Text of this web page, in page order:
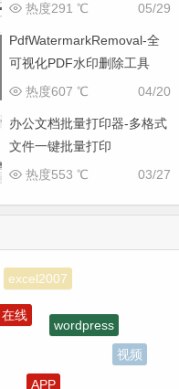
05/29
热度291 ℃
PdfWatermarkRemoval-全
可视化PDF水印删除工具
04/20
热度607 ℃
办公文档批量打印器-多格式
文件一键批量打印
03/27
热度553 ℃
在线
wordpress
视频